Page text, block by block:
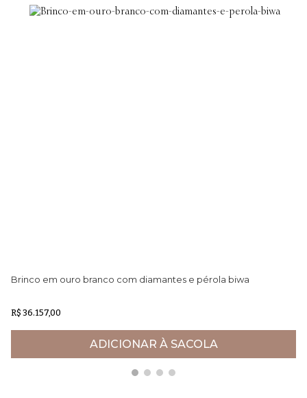
Brinco em ouro branco com diamantes e pérola biwa
R$ 36.157,00
ADICIONAR À SACOLA